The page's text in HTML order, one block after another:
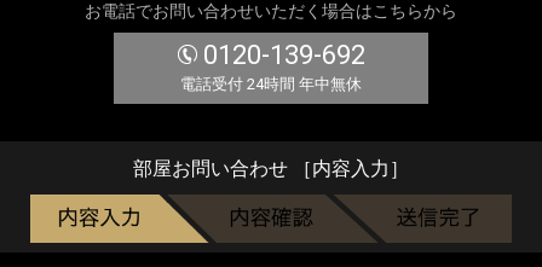
お電話でお問い合わせいただく場合はこちらから
0120-139-692
電話受付 24時間 年中無休
部屋お問い合わせ ［内容入力］